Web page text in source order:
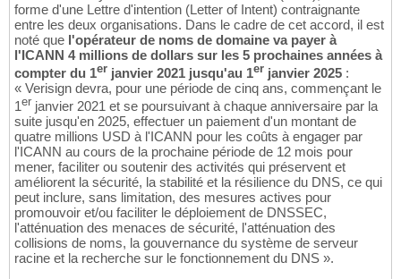
forme d'une Lettre d'intention (Letter of Intent) contraignante
entre les deux organisations. Dans le cadre de cet accord, il est
noté que l'opérateur de noms de domaine va payer à
l'ICANN 4 millions de dollars sur les 5 prochaines années à
compter du 1er janvier 2021 jusqu'au 1er janvier 2025 :
« Verisign devra, pour une période de cinq ans, commençant le
1er janvier 2021 et se poursuivant à chaque anniversaire par la
suite jusqu'en 2025, effectuer un paiement d'un montant de
quatre millions USD à l'ICANN pour les coûts à engager par
l'ICANN au cours de la prochaine période de 12 mois pour
mener, faciliter ou soutenir des activités qui préservent et
améliorent la sécurité, la stabilité et la résilience du DNS, ce qui
peut inclure, sans limitation, des mesures actives pour
promouvoir et/ou faciliter le déploiement de DNSSEC,
l'atténuation des menaces de sécurité, l'atténuation des
collisions de noms, la gouvernance du système de serveur
racine et la recherche sur le fonctionnement du DNS ».